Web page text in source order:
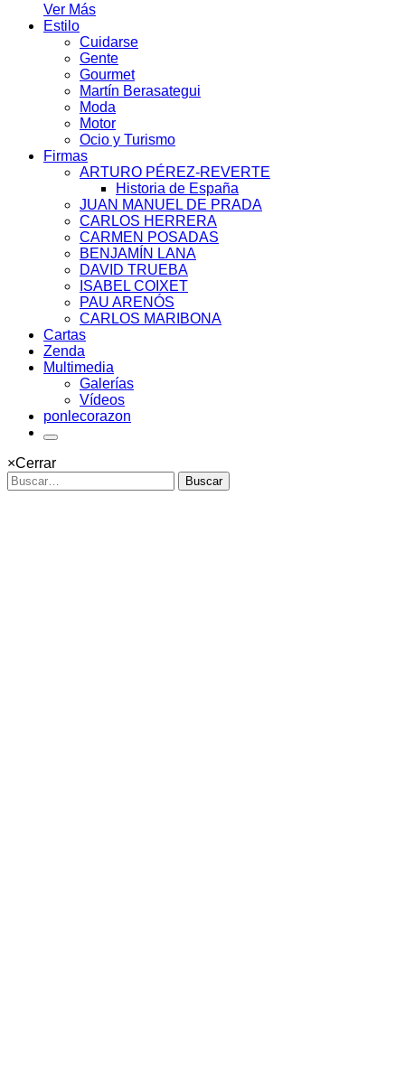
Ver Más
Estilo
Cuidarse
Gente
Gourmet
Martín Berasategui
Moda
Motor
Ocio y Turismo
Firmas
ARTURO PÉREZ-REVERTE
Historia de España
JUAN MANUEL DE PRADA
CARLOS HERRERA
CARMEN POSADAS
BENJAMÍN LANA
DAVID TRUEBA
ISABEL COIXET
PAU ARENÓS
CARLOS MARIBONA
Cartas
Zenda
Multimedia
Galerías
Vídeos
ponlecorazon
×Cerrar
Buscar